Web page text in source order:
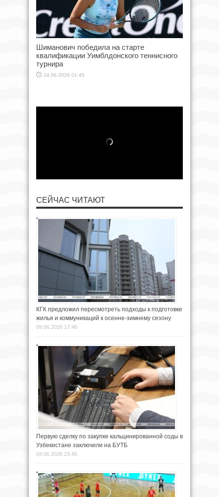
Шиманович победила на старте
квалификации Уимблдонского теннисного
турнира
24.06.2026 01:45
СЕЙЧАС ЧИТАЮТ
КГК предложил пересмотреть подходы к подготовке
жилья и коммуникаций к осенне-зимнему сезону
09.06.2026 17:46
Первую сделку по закупке кальцинированной соды в
Узбекистане заключили на БУТБ
04.06.2026 23:45